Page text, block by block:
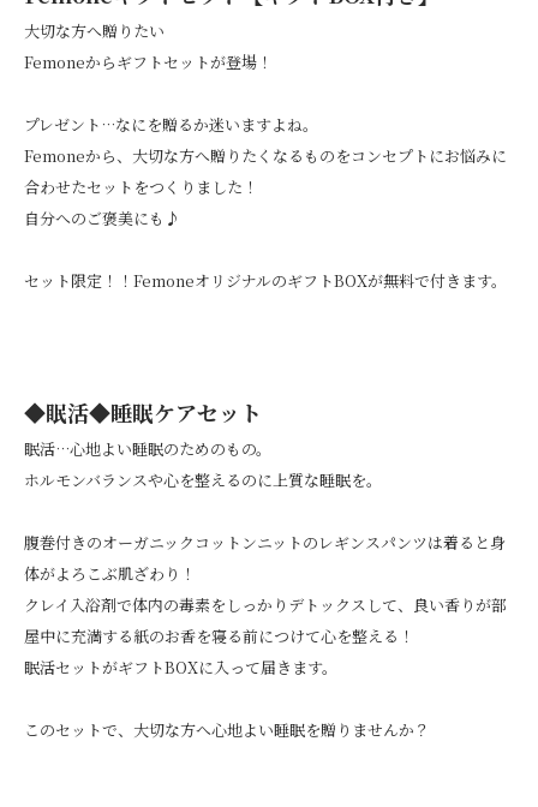
大切な方へ贈りたい
Femoneからギフトセットが登場！
プレゼント…なにを贈るか迷いますよね。
Femoneから、大切な方へ贈りたくなるものをコンセプトにお悩みに
合わせたセットをつくりました！
自分へのご褒美にも♪
セット限定！！FemoneオリジナルのギフトBOXが無料で付きます。
◆眠活◆睡眠ケアセット
眠活…心地よい睡眠のためのもの。
ホルモンバランスや心を整えるのに上質な睡眠を。
腹巻付きのオーガニックコットンニットのレギンスパンツは着ると身
体がよろこぶ肌ざわり！
クレイ入浴剤で体内の毒素をしっかりデトックスして、良い香りが部
屋中に充満する紙のお香を寝る前につけて心を整える！
眠活セットがギフトBOXに入って届きます。
このセットで、大切な方へ心地よい睡眠を贈りませんか？